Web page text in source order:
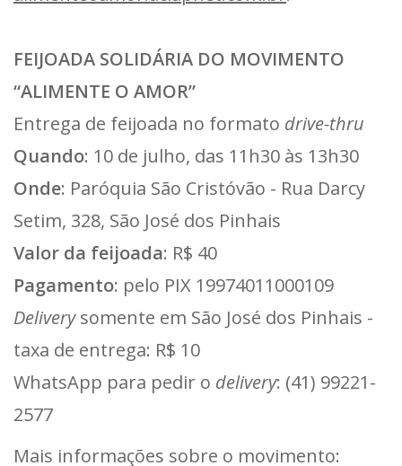
FEIJOADA SOLIDÁRIA DO MOVIMENTO
“ALIMENTE O AMOR”
Entrega de feijoada no formato drive-thru
Quando: 10 de julho, das 11h30 às 13h30
Onde: Paróquia São Cristóvão - Rua Darcy
Setim, 328, São José dos Pinhais
Valor da feijoada: R$ 40
Pagamento: pelo PIX 19974011000109
Deliverysomente em São José dos Pinhais -
taxa de entrega: R$ 10
WhatsApp para pedir o delivery: (41) 99221-
2577
Mais informações sobre o movimento: